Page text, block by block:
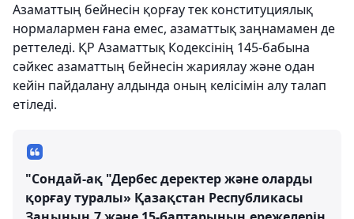
Азаматтың бейнесін қорғау тек конституциялық
нормалармен ғана емес, азаматтық заңнамамен де
реттеледі. ҚР Азаматтық Кодексінің 145-бабына
сәйкес азаматтың бейнесін жариялау және одан
кейін пайдалану алдында оның келісімін алу талап
етіледі.
"Сондай-ақ "Дербес деректер және оларды
қорғау туралы» Қазақстан Республикасы